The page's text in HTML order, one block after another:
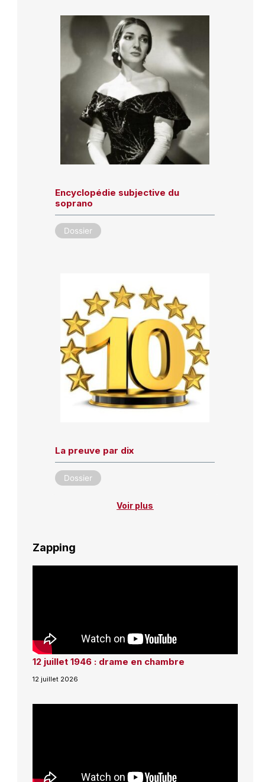
Encyclopédie subjective du
soprano
Dossier
La preuve par dix
Dossier
Voir plus
Zapping
12 juillet 1946 : drame en chambre
12 juillet 2026